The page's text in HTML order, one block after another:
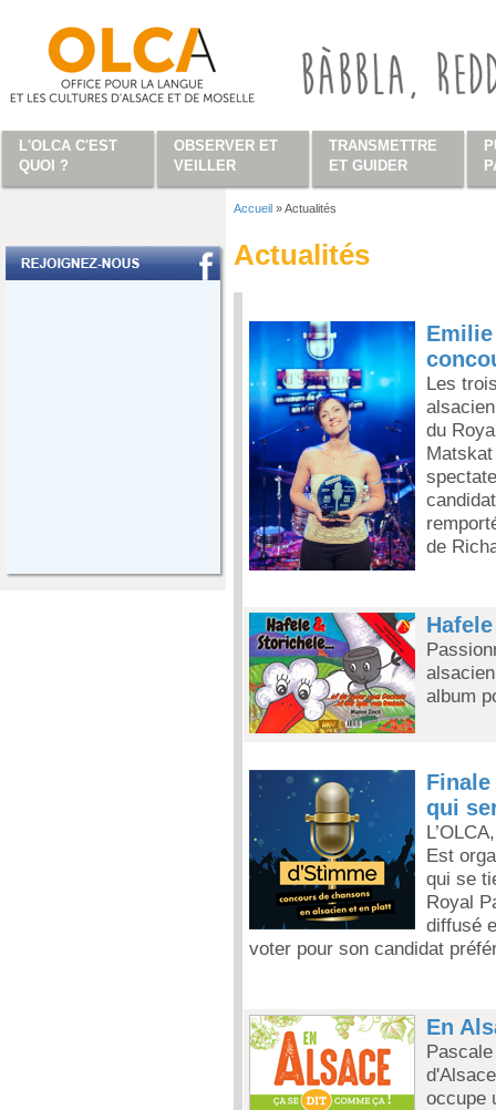
Accueil »Actualités
Actualités
Les
du
de
album
qui
Est
qui se
Royal
diffusé
voter pour son candidat
En
occupe
L'OLCA C'EST
QUOI ?
OBSERVER ET
VEILLER
TRANSMETTRE
ET GUIDER